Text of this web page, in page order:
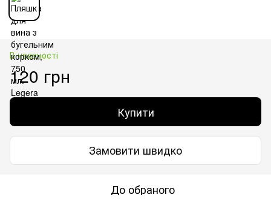
В наявності
120 грн
Купити
Замовити швидко
До обраного